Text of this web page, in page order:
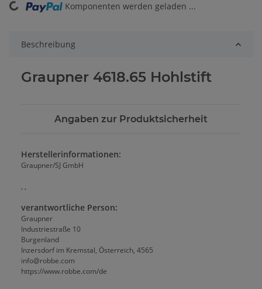
Loading... Komponenten werden geladen ...
Beschreibung
Graupner 4618.65 Hohlstift
Angaben zur Produktsicherheit
Herstellerinformationen:
Graupner/SJ GmbH
, ,
verantwortliche Person:
Graupner
Industriestraße 10
Burgenland
Inzersdorf im Kremstal, Österreich, 4565
info@robbe.com
https://www.robbe.com/de